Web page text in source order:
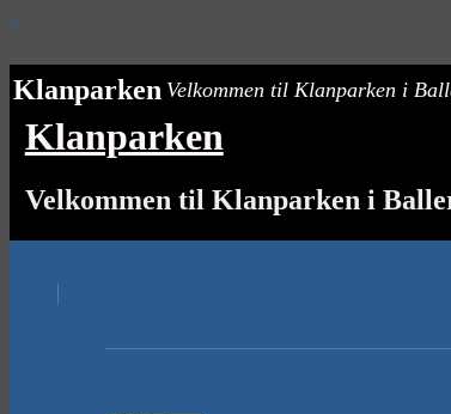
↓
Klanparken Velkommen til Klanparken i
Klanparken
Velkommen til Klanparken i